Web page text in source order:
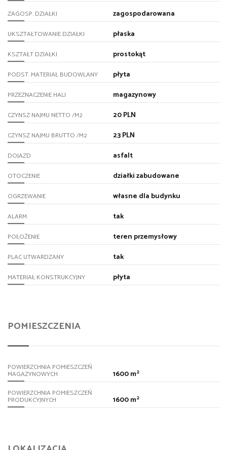
ZAGOSP. DZIAŁKI zagospodarowana
UKSZTAŁTOWANIE DZIAŁKI płaska
KSZTAŁT DZIAŁKI prostokąt
PODST. MATERIAŁ BUDOWLANY płyta
PRZEZNACZENIE HALI magazynowy
CZYNSZ NAJMU NETTO /M2 20 PLN
CZYNSZ NAJMU BRUTTO /M2 23 PLN
DOJAZD asfalt
OTOCZENIE działki zabudowane
OGRZEWANIE własne dla budynku
ALARM tak
POŁOŻENIE teren przemysłowy
PLAC UTWARDZANY tak
MATERIAŁ KONSTRUKCYJNY płyta
POMIESZCZENIA
POWIERZCHNIA POMIESZCZEŃ
MAGAZYNOWYCH 1600 m2
POWIERZCHNIA POMIESZCZEŃ
PRODUKCYJNYCH 1600 m2